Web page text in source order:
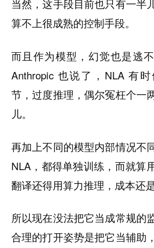
当然，这手段目前也只有一半
算不上很成熟的控制手段。
而且作为模型，幻觉也是逃
Anthropic 也说了，NLA 有
节，过度推理，偶尔冤枉个一
儿。
再加上不同的模型内部情况不
NLA，都得单独训练，而就算
翻译还得用算力推理，成本还
所以现在没法把它当成常规的
合理的打开姿势是把它当辅助